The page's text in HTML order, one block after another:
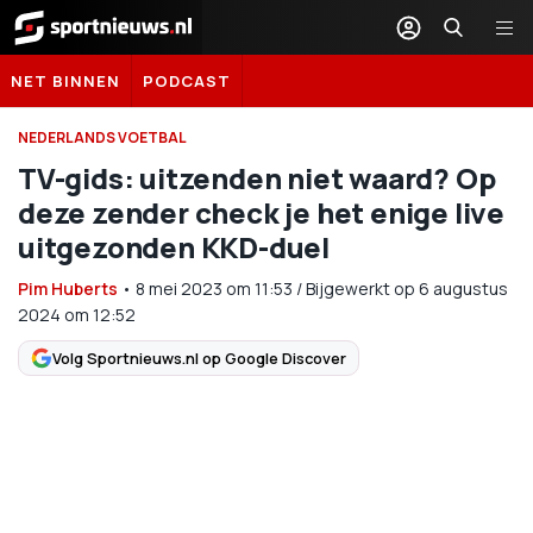
Sportnieuws.nl
NET BINNEN PODCAST
NEDERLANDS VOETBAL
TV-gids: uitzenden niet waard? Op
deze zender check je het enige live
uitgezonden KKD-duel
Pim Huberts • 8 mei 2023 om 11:53 /Bijgewerkt op 6 augustus
2024 om 12:52
Volg Sportnieuws.nl op Google Discover